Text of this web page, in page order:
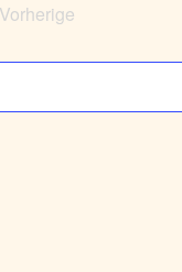
Vorherige